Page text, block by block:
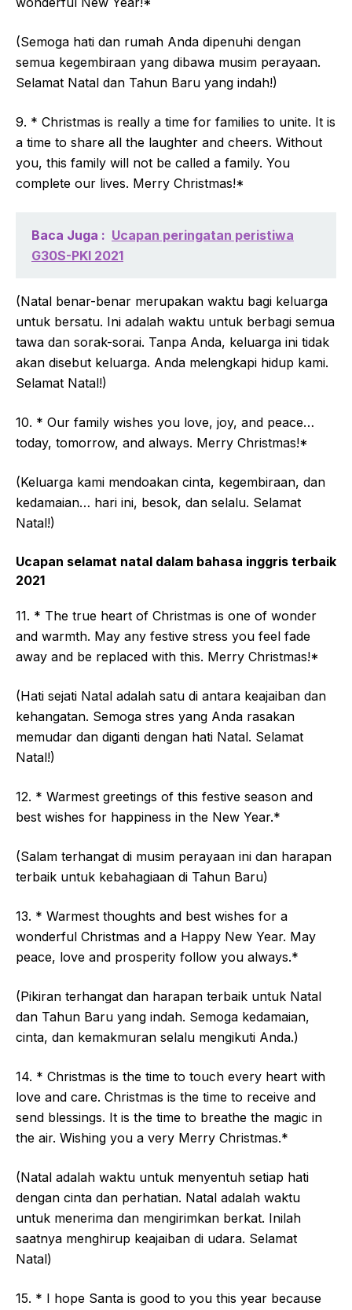
(Semoga hati dan rumah Anda dipenuhi dengan
semua kegembiraan yang dibawa musim perayaan.
Selamat Natal dan Tahun Baru yang indah!)
9. * Christmas is really a time for families to unite. It is
a time to share all the laughter and cheers. Without
you, this family will not be called a family. You
complete our lives. Merry Christmas!*
Baca Juga : Ucapan peringatan peristiwa
G30S-PKI 2021
(Natal benar-benar merupakan waktu bagi keluarga
untuk bersatu. Ini adalah waktu untuk berbagi semua
tawa dan sorak-sorai. Tanpa Anda, keluarga ini tidak
akan disebut keluarga. Anda melengkapi hidup kami.
Selamat Natal!)
10. * Our family wishes you love, joy, and peace…
today, tomorrow, and always. Merry Christmas!*
(Keluarga kami mendoakan cinta, kegembiraan, dan
kedamaian… hari ini, besok, dan selalu. Selamat
Natal!)
Ucapan selamat natal dalam bahasa inggris terbaik
2021
11. * The true heart of Christmas is one of wonder
and warmth. May any festive stress you feel fade
away and be replaced with this. Merry Christmas!*
(Hati sejati Natal adalah satu di antara keajaiban dan
kehangatan. Semoga stres yang Anda rasakan
memudar dan diganti dengan hati Natal. Selamat
Natal!)
12. * Warmest greetings of this festive season and
best wishes for happiness in the New Year.*
(Salam terhangat di musim perayaan ini dan harapan
terbaik untuk kebahagiaan di Tahun Baru)
13. * Warmest thoughts and best wishes for a
wonderful Christmas and a Happy New Year. May
peace, love and prosperity follow you always.*
(Pikiran terhangat dan harapan terbaik untuk Natal
dan Tahun Baru yang indah. Semoga kedamaian,
cinta, dan kemakmuran selalu mengikuti Anda.)
14. * Christmas is the time to touch every heart with
love and care. Christmas is the time to receive and
send blessings. It is the time to breathe the magic in
the air. Wishing you a very Merry Christmas.*
(Natal adalah waktu untuk menyentuh setiap hati
dengan cinta dan perhatian. Natal adalah waktu
untuk menerima dan mengirimkan berkat. Inilah
saatnya menghirup keajaiban di udara. Selamat
Natal)
15. * I hope Santa is good to you this year because